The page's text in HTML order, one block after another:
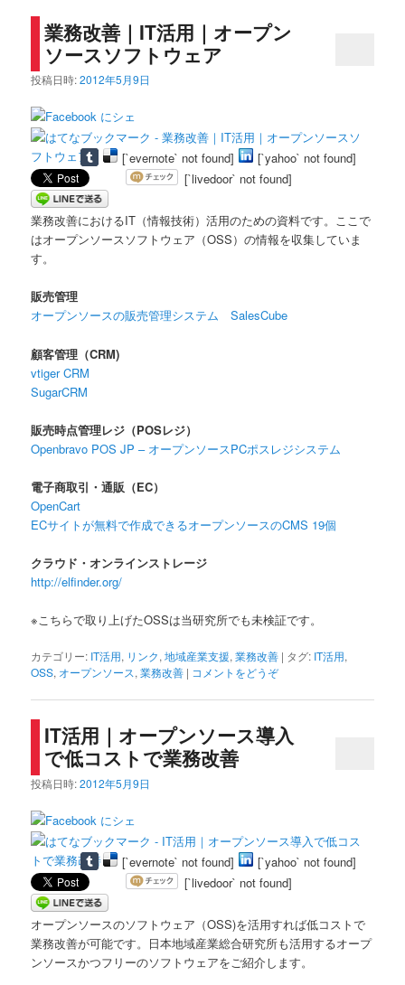
業務改善｜IT活用｜オープン
ソースソフトウェア
投稿日時:2012年5月9日
[`evernote` not found]
[`yahoo` not found]
[`livedoor` not found]
業務改善におけるIT（情報技術）活用のための資料です。ここで
はオープンソースソフトウェア（OSS）の情報を収集していま
す。
販売管理
オープンソースの販売管理システム SalesCube
顧客管理（CRM)
vtiger CRM
SugarCRM
販売時点管理レジ（POSレジ）
Openbravo POS JP – オープンソースPCポスレジシステム
電子商取引・通販（EC）
OpenCart
ECサイトが無料で作成できるオープンソースのCMS 19個
クラウド・オンラインストレージ
http://elfinder.org/
※こちらで取り上げたOSSは当研究所でも未検証です。
カテゴリー: IT活用, リンク,地域産業支援,業務改善 | タグ: IT活用,
OSS, オープンソース,業務改善 | コメントをどうぞ
IT活用｜オープンソース導入
で低コストで業務改善
投稿日時:2012年5月9日
[`evernote` not found]
[`yahoo` not found]
[`livedoor` not found]
オープンソースのソフトウェア（OSS)を活用すれば低コストで
業務改善が可能です。日本地域産業総合研究所も活用するオープ
ンソースかつフリーのソフトウェアをご紹介します。